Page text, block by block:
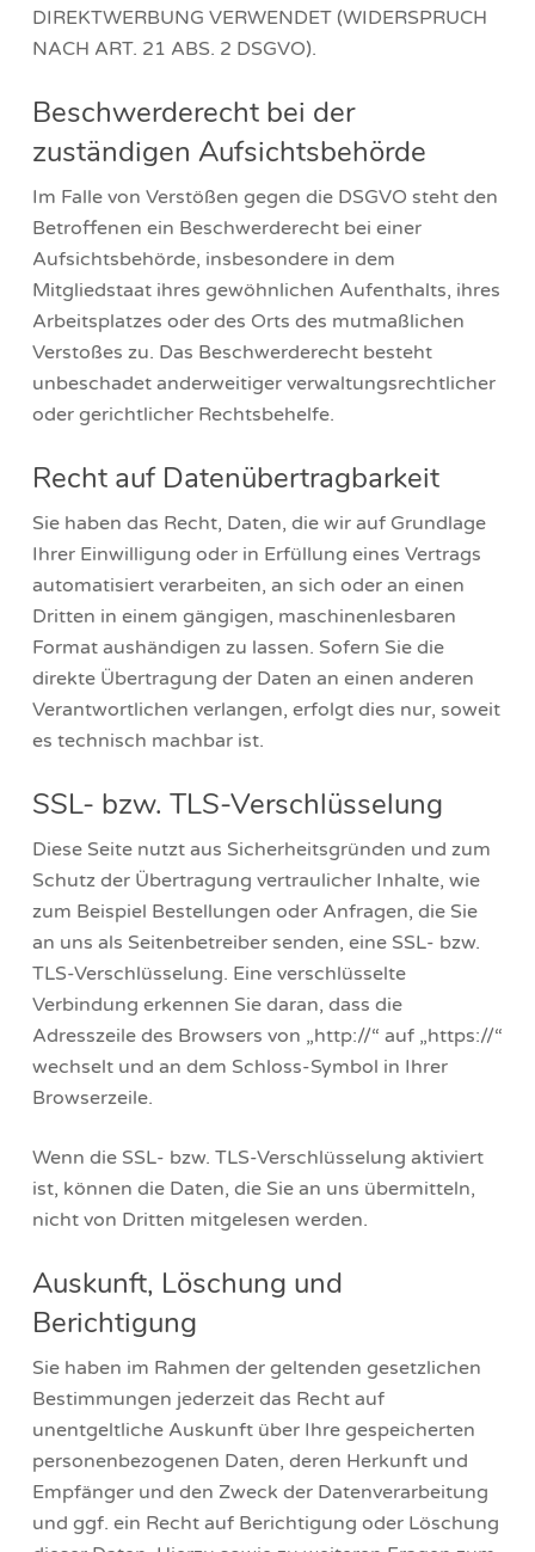
DIREKTWERBUNG VERWENDET (WIDERSPRUCH
NACH ART. 21 ABS. 2 DSGVO).
Beschwerderecht bei der
zuständigen Aufsichtsbehörde
Im Falle von Verstößen gegen die DSGVO steht den
Betroffenen ein Beschwerderecht bei einer
Aufsichtsbehörde, insbesondere in dem
Mitgliedstaat ihres gewöhnlichen Aufenthalts, ihres
Arbeitsplatzes oder des Orts des mutmaßlichen
Verstoßes zu. Das Beschwerderecht besteht
unbeschadet anderweitiger verwaltungsrechtlicher
oder gerichtlicher Rechtsbehelfe.
Recht auf Datenübertragbarkeit
Sie haben das Recht, Daten, die wir auf Grundlage
Ihrer Einwilligung oder in Erfüllung eines Vertrags
automatisiert verarbeiten, an sich oder an einen
Dritten in einem gängigen, maschinenlesbaren
Format aushändigen zu lassen. Sofern Sie die
direkte Übertragung der Daten an einen anderen
Verantwortlichen verlangen, erfolgt dies nur, soweit
es technisch machbar ist.
SSL- bzw. TLS-Verschlüsselung
Diese Seite nutzt aus Sicherheitsgründen und zum
Schutz der Übertragung vertraulicher Inhalte, wie
zum Beispiel Bestellungen oder Anfragen, die Sie
an uns als Seitenbetreiber senden, eine SSL- bzw.
TLS-Verschlüsselung. Eine verschlüsselte
Verbindung erkennen Sie daran, dass die
Adresszeile des Browsers von „http://“ auf „https://“
wechselt und an dem Schloss-Symbol in Ihrer
Browserzeile.
Wenn die SSL- bzw. TLS-Verschlüsselung aktiviert
ist, können die Daten, die Sie an uns übermitteln,
nicht von Dritten mitgelesen werden.
Auskunft, Löschung und
Berichtigung
Sie haben im Rahmen der geltenden gesetzlichen
Bestimmungen jederzeit das Recht auf
unentgeltliche Auskunft über Ihre gespeicherten
personenbezogenen Daten, deren Herkunft und
Empfänger und den Zweck der Datenverarbeitung
und ggf. ein Recht auf Berichtigung oder Löschung